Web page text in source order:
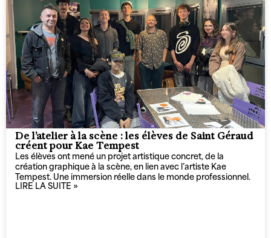
De l’atelier à la scène : les élèves de Saint Géraud
créent pour Kae Tempest
Les élèves ont mené un projet artistique concret, de la
création graphique à la scène, en lien avec l’artiste Kae
Tempest. Une immersion réelle dans le monde professionnel.
LIRE LA SUITE »